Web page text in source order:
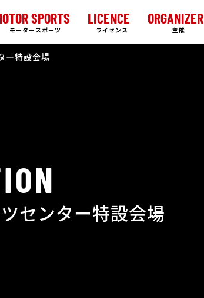
SPORTS
モータースポーツ
LICENCE
ライセンス
ORGANIZER
主催
ー特設会場
センター特設会場